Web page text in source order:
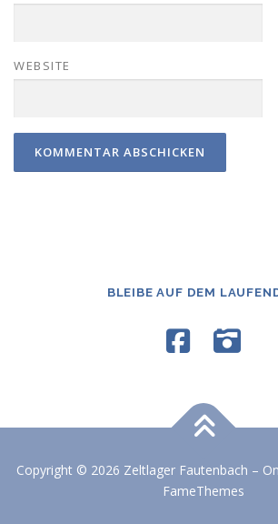
WEBSITE
BLEIBE AUF DEM
Copyright © 2026 Zeltlager Fautenbach –
FameThemes